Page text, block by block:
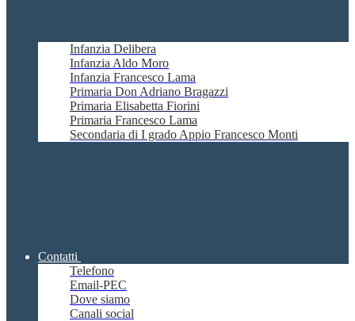
Infanzia Delibera
Infanzia Aldo Moro
Infanzia Francesco Lama
Primaria Don Adriano Bragazzi
Primaria Elisabetta Fiorini
Primaria Francesco Lama
Secondaria di I grado Appio Francesco Monti
Contatti
Telefono
Email-PEC
Dove siamo
Canali social